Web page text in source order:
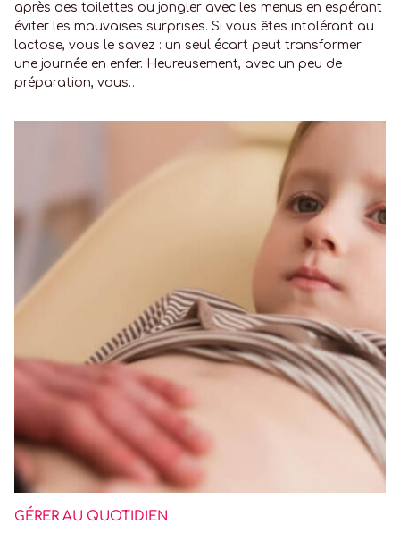
après des toilettes ou jongler avec les menus en espérant
éviter les mauvaises surprises. Si vous êtes intolérant au
lactose, vous le savez : un seul écart peut transformer
une journée en enfer. Heureusement, avec un peu de
préparation, vous…
GÉRER AU QUOTIDIEN